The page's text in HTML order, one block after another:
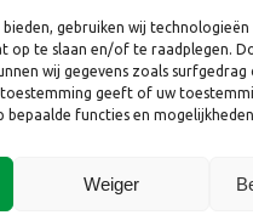
gebruiken wij
op te slaan en/of te raadplegen.
wij gegevens zoals surfgedrag
toestemming geeft of uw
bepaalde functies en
Weiger